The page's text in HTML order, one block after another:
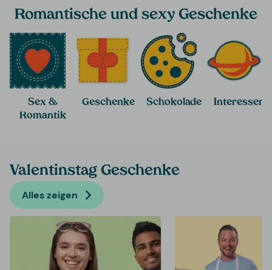
Romantische und sexy Geschenke
Sex &
Romantik
Geschenke Schokolade Interessen
Valentinstag Geschenke
Alles zeigen